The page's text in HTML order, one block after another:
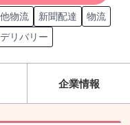
物流 新聞配達
物流
リバリー
企業情報